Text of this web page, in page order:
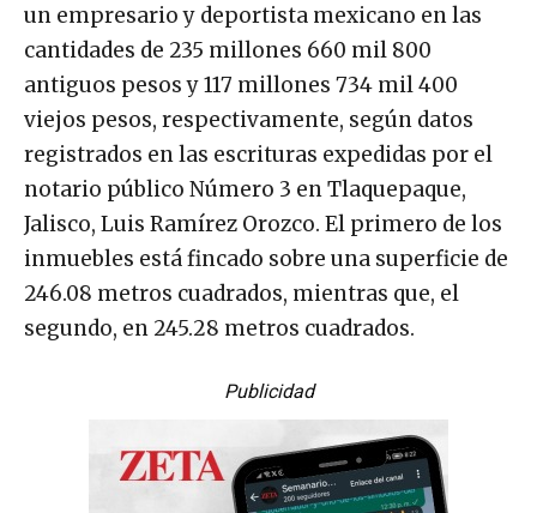
un empresario y deportista mexicano en las
cantidades de 235 millones 660 mil 800
antiguos pesos y 117 millones 734 mil 400
viejos pesos, respectivamente, según datos
registrados en las escrituras expedidas por el
notario público Número 3 en Tlaquepaque,
Jalisco, Luis Ramírez Orozco. El primero de los
inmuebles está fincado sobre una superficie de
246.08 metros cuadrados, mientras que, el
segundo, en 245.28 metros cuadrados.
Publicidad